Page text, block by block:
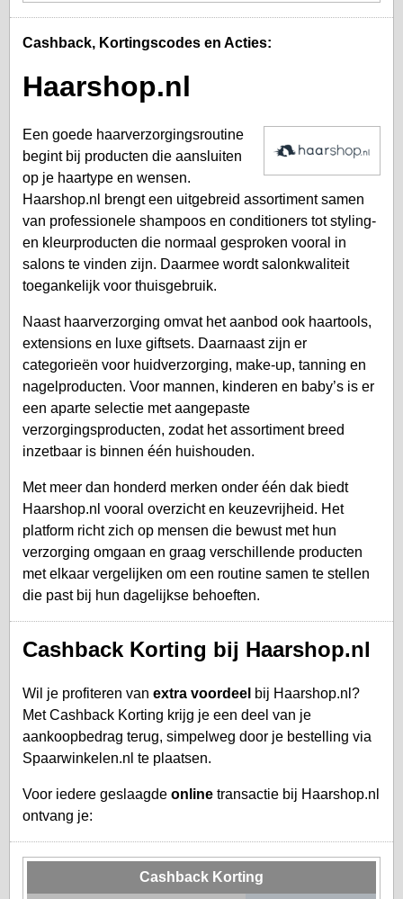
Cashback, Kortingscodes en Acties:
Haarshop.nl
Een goede haarverzorgingsroutine
begint bij producten die aansluiten
op je haartype en wensen.
Haarshop.nl brengt een uitgebreid assortiment samen
van professionele shampoos en conditioners tot styling-
en kleurproducten die normaal gesproken vooral in
salons te vinden zijn. Daarmee wordt salonkwaliteit
toegankelijk voor thuisgebruik.
Naast haarverzorging omvat het aanbod ook haartools,
extensions en luxe giftsets. Daarnaast zijn er
categorieën voor huidverzorging, make-up, tanning en
nagelproducten. Voor mannen, kinderen en baby’s is er
een aparte selectie met aangepaste
verzorgingsproducten, zodat het assortiment breed
inzetbaar is binnen één huishouden.
Met meer dan honderd merken onder één dak biedt
Haarshop.nl vooral overzicht en keuzevrijheid. Het
platform richt zich op mensen die bewust met hun
verzorging omgaan en graag verschillende producten
met elkaar vergelijken om een routine samen te stellen
die past bij hun dagelijkse behoeften.
Cashback Korting bij Haarshop.nl
Wil je profiteren van extra voordeel bij Haarshop.nl?
Met Cashback Korting krijg je een deel van je
aankoopbedrag terug, simpelweg door je bestelling via
Spaarwinkelen.nl te plaatsen.
Voor iedere geslaagde online transactie bij Haarshop.nl
ontvang je:
Cashback Korting